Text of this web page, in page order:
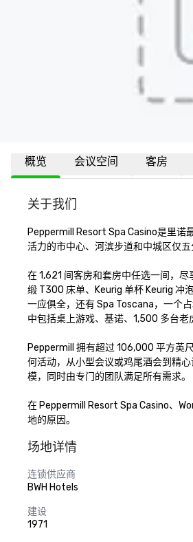
概览 会议空间 客房
关于我们
Peppermill Resort Spa Casino是里诺
活力的市中心、河滨步道和中城区仅
在 1,621 间客房和套房中任选一间，
缎 T300 床单、Keurig 单杯 Keurig 冲
一应俱全，还有 Spa Toscana，一个
中包括桌上游戏、基诺、1,500 多台老
Peppermill 拥有超过 106,000 平方英
何活动，从小型会议或鸡尾酒会到精
模，同时由专门的团队满足所有需求。
在 Peppermill Resort Spa Casino、
地的原因。
场地详情
连锁供应商
BWH Hotels
建设
1971